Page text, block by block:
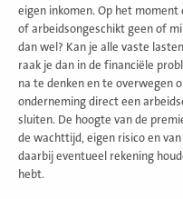
eigen inkomen. Op het
of arbeidsongeschikt geen of
dan wel? Kan je alle vaste
raak je dan in de financiële
na te denken en te overwegen
onderneming direct een
sluiten. De hoogte van de
de wachttijd, eigen risico en
daarbij eventueel rekening
hebt.